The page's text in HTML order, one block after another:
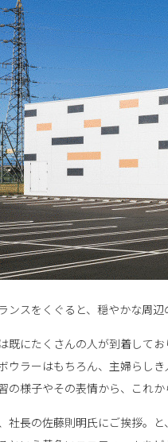
ンスをくぐると、穏やかな周
既にたくさんの人が到着して
ウラーはもちろん、主婦らし
の様子やその表情から、これ
社長の佐藤則明氏にご挨拶。